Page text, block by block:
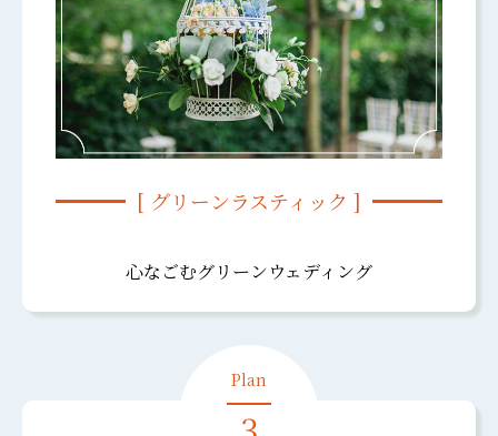
[ グリーンラスティック ]
心なごむグリーンウェディング